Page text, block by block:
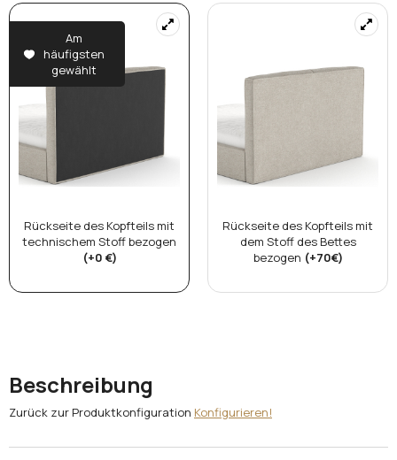
Am
häufigsten
gewählt
Rückseite des Kopfteils mit
technischem Stoff bezogen
(+0 €)
Rückseite des Kopfteils mit
dem Stoff des Bettes
bezogen (+70€)
Beschreibung
Zurück zur Produktkonfiguration Konfigurieren!